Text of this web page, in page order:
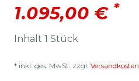
1.095,00 € *
Inhalt 1 Stück
* inkl. ges. MwSt. zzgl. Versandkosten